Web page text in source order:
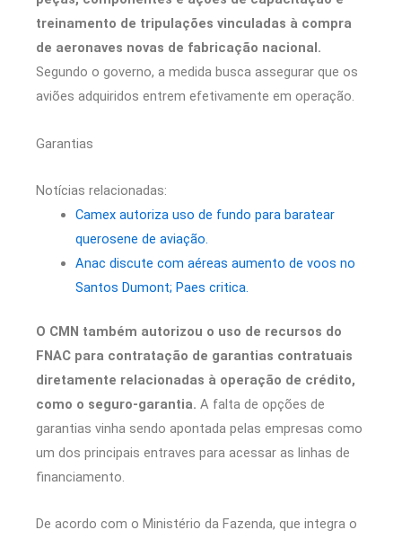
treinamento de tripulações vinculadas à compra
de aeronaves novas de fabricação nacional.
Segundo o governo, a medida busca assegurar que os
aviões adquiridos entrem efetivamente em operação.
Garantias
Notícias relacionadas:
Camex autoriza uso de fundo para baratear
querosene de aviação.
Anac discute com aéreas aumento de voos no
Santos Dumont; Paes critica.
O CMN também autorizou o uso de recursos do
FNAC para contratação de garantias contratuais
diretamente relacionadas à operação de crédito,
como o seguro-garantia. A falta de opções de
garantias vinha sendo apontada pelas empresas como
um dos principais entraves para acessar as linhas de
financiamento.
De acordo com o Ministério da Fazenda, que integra o